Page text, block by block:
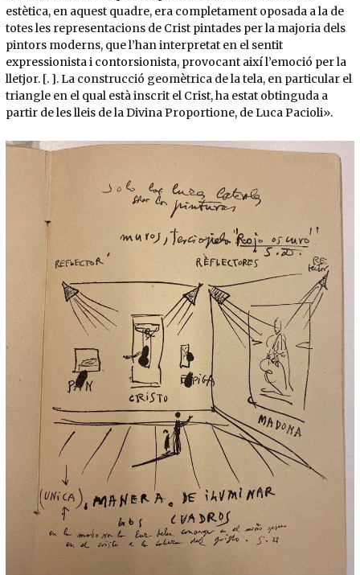
estètica, en aquest quadre, era completament oposada a la de
totes les representacions de Crist pintades per la majoria dels
pintors moderns, que l’han interpretat en el sentit
expressionista i contorsionista, provocant així l’emoció per la
lletjor. [. ]. La construcció geomètrica de la tela, en particular el
triangle en el qual està inscrit el Crist, ha estat obtinguda a
partir de les lleis de la Divina Proportione, de Luca Pacioli».